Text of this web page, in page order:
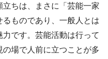
ちは、まさに「芸能一家
ものであり、一般人とは
です。芸能活動は行って
場で人前に立つことが多